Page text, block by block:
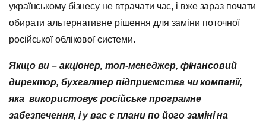
українському бізнесу не втрачати час, і вже зараз почати
обирати альтернативне рішення для заміни поточної
російської облікової системи.
Якщо ви – акціонер, топ-менеджер, фінансовий
директор, бухгалтер підприємства чи компанії,
яка використовує російське програмне
забезпечення, і у вас є плани по його заміні на